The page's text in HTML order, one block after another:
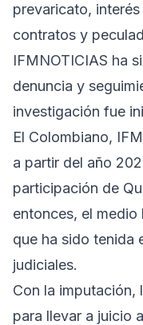
prevaricato,
contratos y
IFMNOTICIAS ha
denuncia y
investigación fue
El Colombiano,
a partir del año
participación de
entonces, el
que ha sido tenida
judiciales.
Con la imputación,
para llevar a juicio